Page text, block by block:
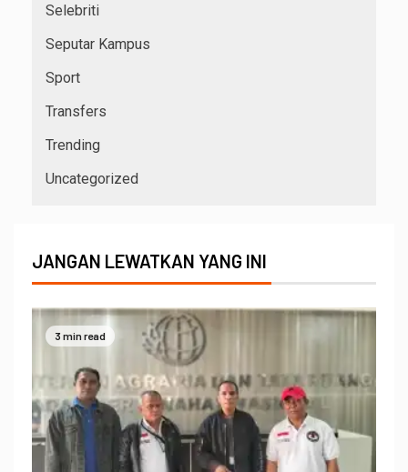
Selebriti
Seputar Kampus
Sport
Transfers
Trending
Uncategorized
JANGAN LEWATKAN YANG INI
3 min read